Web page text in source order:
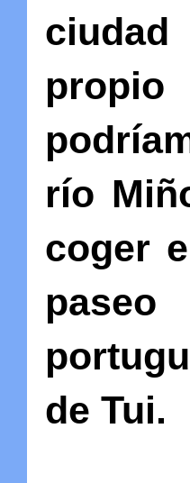
ciudad
río
coger
paseo
de Tui.